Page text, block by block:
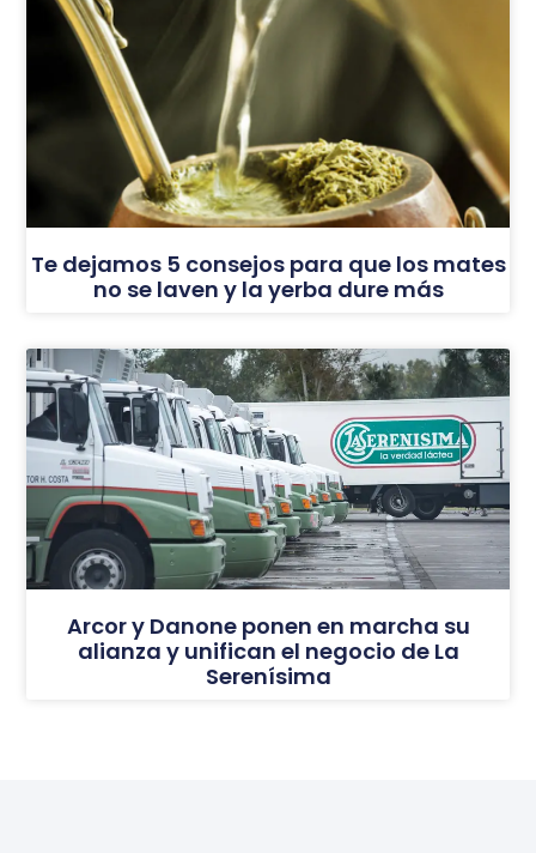
Te dejamos 5 consejos para que los mates
no se laven y la yerba dure más
Arcor y Danone ponen en marcha su
alianza y unifican el negocio de La
Serenísima